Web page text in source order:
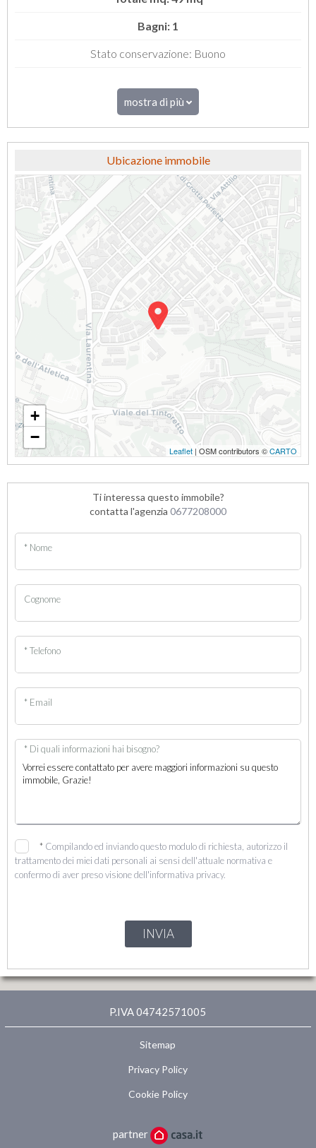
Bagni: 1
Stato conservazione: Buono
mostra di più
Ubicazione immobile
+
−
Leaflet | OSM contributors ©CARTO
Ti interessa questo immobile?
contatta l'agenzia 0677208000
* Nome
Cognome
* Telefono
* Email
* Di quali informazioni hai bisogno?
* Compilando ed inviando questo modulo di richiesta, autorizzo il
trattamento dei miei dati personali ai sensi dell'attuale normativa e
confermo di aver preso visione dell'informativa privacy.
INVIA
P.IVA 04742571005
Sitemap
Privacy Policy
Cookie Policy
partner